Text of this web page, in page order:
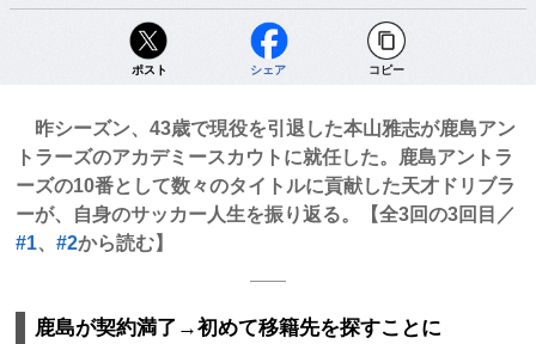
ポスト シェア コピー
昨シーズン、43歳で現役を引退した本山雅志が鹿島アン
トラーズのアカデミースカウトに就任した。鹿島アントラ
ーズの10番として数々のタイトルに貢献した天才ドリブラ
ーが、自身のサッカー人生を振り返る。【全3回の3回目／
#1、 #2から読む】
鹿島が契約満了→初めて移籍先を探すことに